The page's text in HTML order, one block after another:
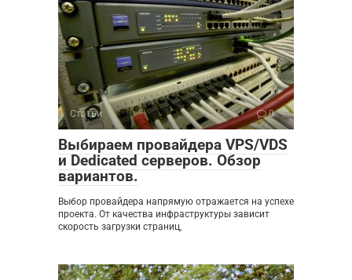
Статьи 0
Выбираем провайдера VPS/VDS
и Dedicated серверов. Обзор
вариантов.
Выбор провайдера напрямую отражается на успехе
проекта. От качества инфраструктуры зависит
скорость загрузки страниц,